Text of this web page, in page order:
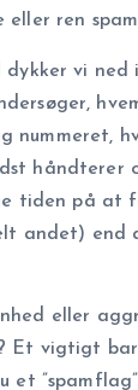
ren
dykker vi ned
nummeret,
håndterer
tiden på at
andet) end
eller
Et vigtigt
et